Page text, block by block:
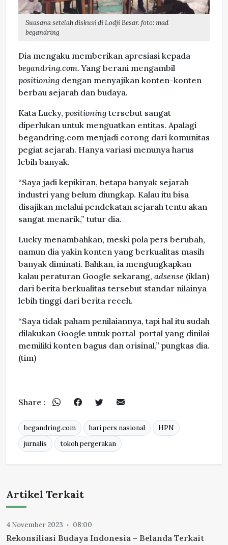
Suasana setelah diskusi di Lodji Besar. foto: mad
begandring
Dia mengaku memberikan apresiasi kepada
begandring.com. Yang berani mengambil
positioning dengan menyajikan konten-konten
berbau sejarah dan budaya.
Kata Lucky, positioningtersebut sangat
diperlukan untuk menguatkan entitas. Apalagi
begandring.com menjadi corong dari komunitas
pegiat sejarah. Hanya variasi menunya harus
lebih banyak.
“Saya jadi kepikiran, betapa banyak sejarah
industri yang belum diungkap. Kalau itu bisa
disajikan melalui pendekatan sejarah tentu akan
sangat menarik,” tutur dia.
Lucky menambahkan, meski pola pers berubah,
namun dia yakin konten yang berkualitas masih
banyak diminati. Bahkan, ia mengungkapkan
kalau peraturan Google sekarang, adsense (iklan)
dari berita berkualitas tersebut standar nilainya
lebih tinggi dari berita receh.
“Saya tidak paham penilaiannya, tapi hal itu sudah
dilakukan Google untuk portal-portal yang dinilai
memiliki konten bagus dan orisinal,” pungkas dia.
(tim)
Share :
begandring.com hari pers nasional
HPN
jurnalis
tokoh pergerakan
Artikel Terkait
4 November 2023 08:00
Rekonsiliasi Budaya Indonesia – Belanda Terkait